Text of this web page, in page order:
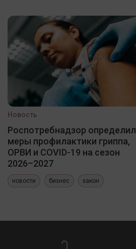
Новость
Роспотребнадзор определил
меры профилактики гриппа,
ОРВИ и COVID-19 на сезон
2026–2027
новости бизнес закон